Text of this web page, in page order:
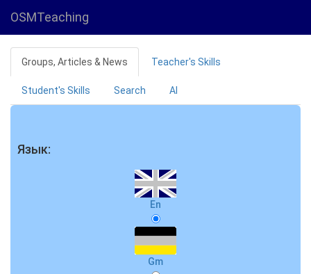
OSMTeaching
Groups, Articles & News Teacher's Skills
Student's Skills Search AI
Язык:
En
Gm